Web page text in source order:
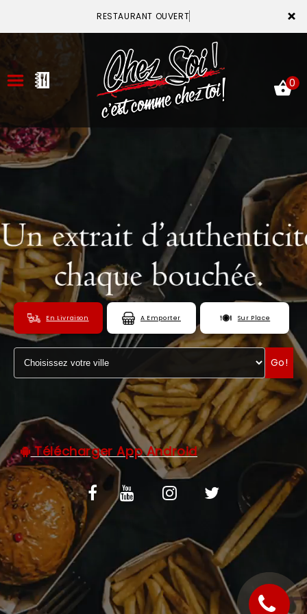
×
RESTAURANT OUVERT
ACCUEIL
VOTRE COMPTE
NOTRE RESTAURANT
VOS AVIS
MENTIONS LÉGALES
C.G.V
ZONES DE LIVRAISON
0
En Livraison A Emporter Sur Place
Go!
Télécharger App Android